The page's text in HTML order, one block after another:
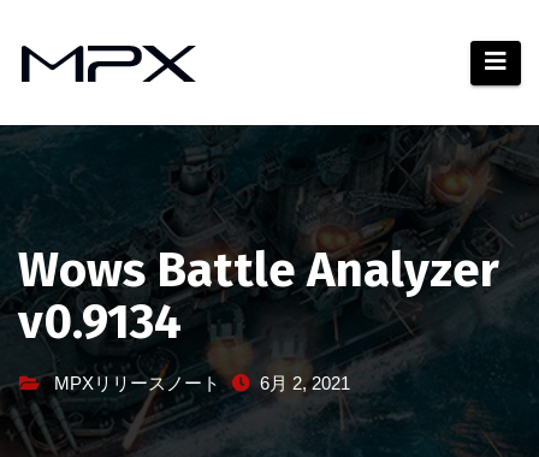
プ
Wows Battle Analyzer
v0.9134
MPXリリースノート 6月 2, 2021